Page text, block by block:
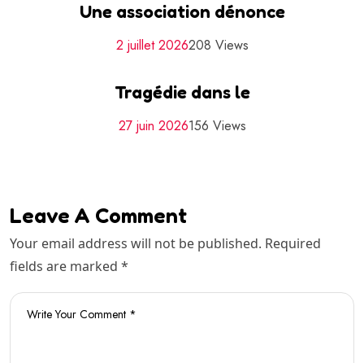
Une association dénonce
2 juillet 2026208 Views
Tragédie dans le
27 juin 2026156 Views
Leave A Comment
Your email address will not be published. Required
fields are marked *